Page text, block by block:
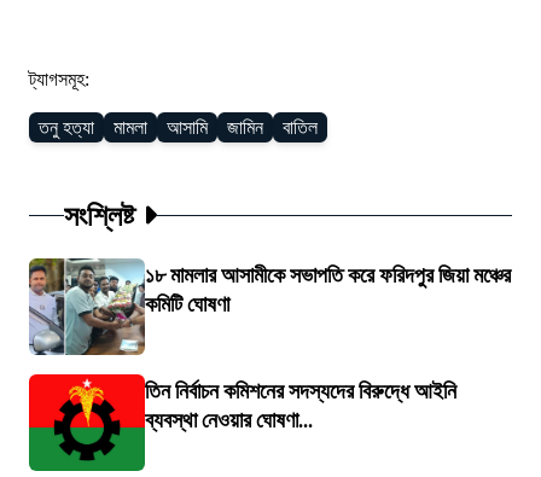
ট্যাগসমূহ:
তনু হত্যা মামলা আসামি জামিন বাতিল
সংশ্লিষ্ট
১৮ মামলার আসামীকে সভাপতি করে ফরিদপুর জিয়া মঞ্চের
কমিটি ঘোষণা
তিন নির্বাচন কমিশনের সদস্যদের বিরুদ্ধে আইনি
ব্যবস্থা নেওয়ার ঘোষণা...